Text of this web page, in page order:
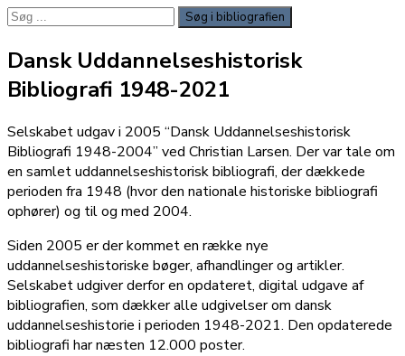
Søg
Dansk Uddannelseshistorisk
Bibliografi 1948-2021
Selskabet udgav i 2005 “Dansk Uddannelseshistorisk
Bibliografi 1948-2004” ved Christian Larsen. Der var tale om
en samlet uddannelseshistorisk bibliografi, der dækkede
perioden fra 1948 (hvor den nationale historiske bibliografi
ophører) og til og med 2004.
Siden 2005 er der kommet en række nye
uddannelseshistoriske bøger, afhandlinger og artikler.
Selskabet udgiver derfor en opdateret, digital udgave af
bibliografien, som dækker alle udgivelser om dansk
uddannelseshistorie i perioden 1948-2021. Den opdaterede
bibliografi har næsten 12.000 poster.